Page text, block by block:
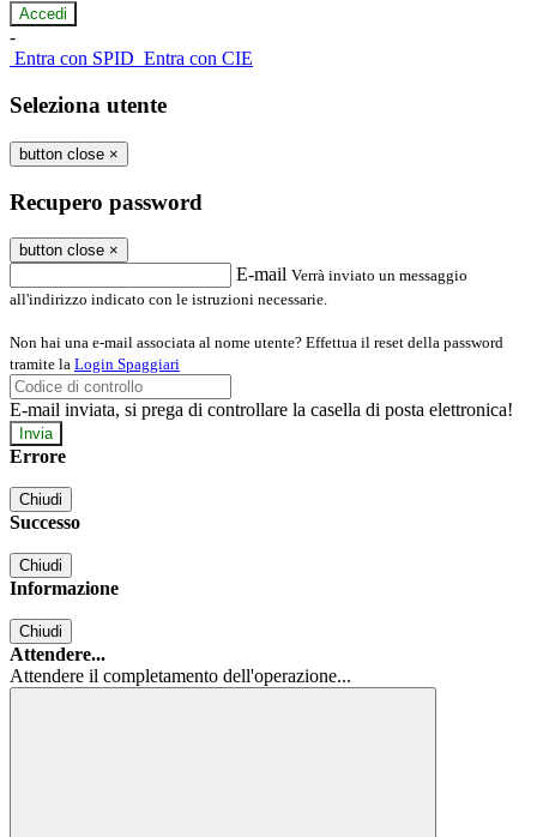
-
Entra con SPID Entra con CIE
Seleziona utente
button close ×
Recupero password
button close ×
E-mail Verrà inviato un messaggio
all'indirizzo indicato con le istruzioni necessarie.
Non hai una e-mail associata al nome utente? Effettua il reset della password
tramite la Login Spaggiari
E-mail inviata, si prega di controllare la casella di posta elettronica!
Errore
Chiudi
Successo
Chiudi
Informazione
Chiudi
Attendere...
Attendere il completamento dell'operazione...